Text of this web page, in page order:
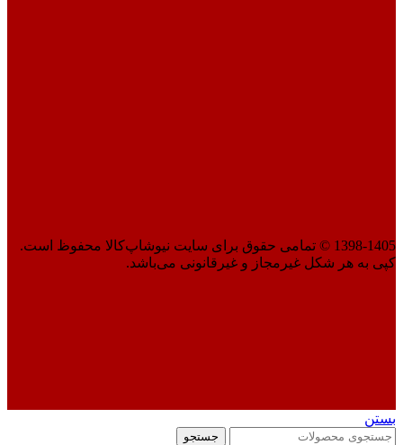
1398-1405 © تمامی حقوق برای سایت نیوشاپ‌کالا محفوظ است.
کپی به هر شکل غیرمجاز و غیرقانونی می‌باشد.
بستن
جستجو